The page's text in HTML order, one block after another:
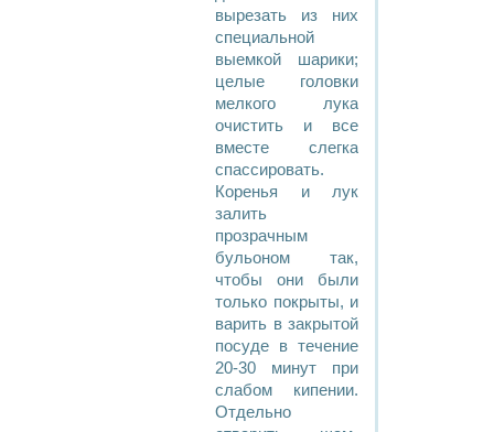
вырезать из них
специальной
выемкой шарики;
целые головки
мелкого лука
очистить и все
вместе слегка
спассировать.
Коренья и лук
залить
прозрачным
бульоном так,
чтобы они были
только покрыты, и
варить в закрытой
посуде в течение
20-30 минут при
слабом кипении.
Отдельно